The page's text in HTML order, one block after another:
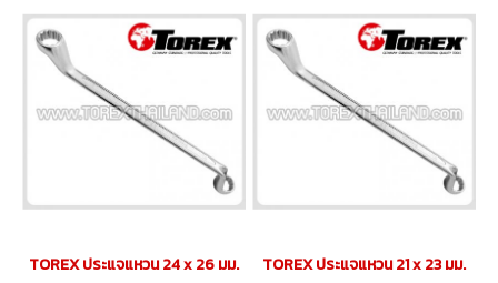
TOREX ประแจแหวน 24 x 26 มม.
TOREX ประแจแหวน 21 x 23 มม.